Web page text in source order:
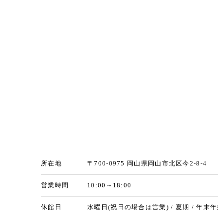
所在地 〒700-0975 岡山県岡山市北区今2-8-4
営業時間 10:00～18:00
休館日 水曜日(祝日の場合は営業) / 夏期 / 年末